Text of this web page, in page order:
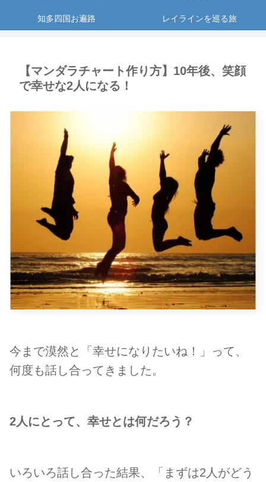
知多四国お遍路 レイラインを巡る旅
【マンダラチャート作り方】10年後、笑顔
で幸せな2人になる！
今まで漠然と「幸せになりたいね！」って、
何度も話し合ってきました。
2人にとって、幸せとは何だろう？
いろいろ話し合った結果、「まずは2人がどう